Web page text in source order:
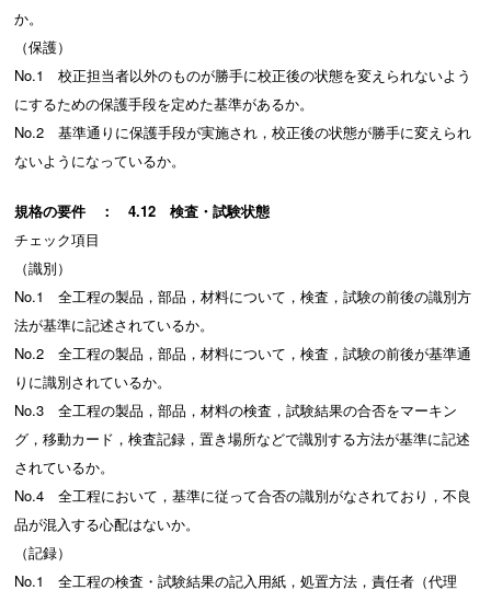
か。
（保護）
No.1 校正担当者以外のものが勝手に校正後の状態を変えられないよう
にするための保護手段を定めた基準があるか。
No.2 基準通りに保護手段が実施され，校正後の状態が勝手に変えられ
ないようになっているか。
規格の要件 ： 4.12 検査・試験状態
チェック項目
（識別）
No.1 全工程の製品，部品，材料について，検査，試験の前後の識別方
法が基準に記述されているか。
No.2 全工程の製品，部品，材料について，検査，試験の前後が基準通
りに識別されているか。
No.3 全工程の製品，部品，材料の検査，試験結果の合否をマーキン
グ，移動カード，検査記録，置き場所などで識別する方法が基準に記述
されているか。
No.4 全工程において，基準に従って合否の識別がなされており，不良
品が混入する心配はないか。
（記録）
No.1 全工程の検査・試験結果の記入用紙，処置方法，責任者（代理